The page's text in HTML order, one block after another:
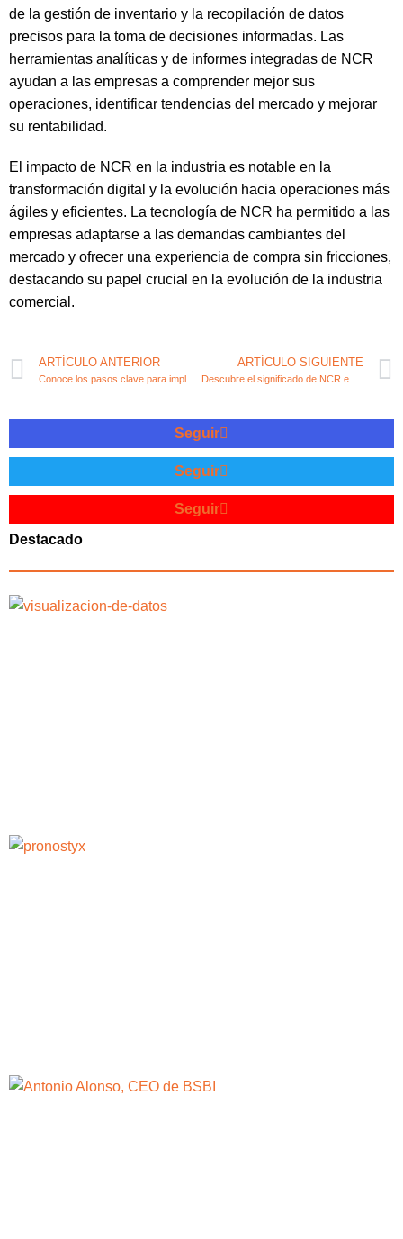
de la gestión de inventario y la recopilación de datos
precisos para la toma de decisiones informadas. Las
herramientas analíticas y de informes integradas de NCR
ayudan a las empresas a comprender mejor sus
operaciones, identificar tendencias del mercado y mejorar
su rentabilidad.
El impacto de NCR en la industria es notable en la
transformación digital y la evolución hacia operaciones más
ágiles y eficientes. La tecnología de NCR ha permitido a las
empresas adaptarse a las demandas cambiantes del
mercado y ofrecer una experiencia de compra sin fricciones,
destacando su papel crucial en la evolución de la industria
comercial.
ARTÍCULO ANTERIOR ARTÍCULO SIGUIENTE
Descubre el significado de NCR en el ámbito fiscal y contable
Seguir
Seguir
Seguir
Destacado